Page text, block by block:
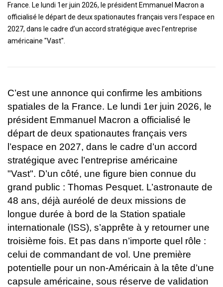
France. Le lundi 1er juin 2026, le président Emmanuel Macron a
officialisé le départ de deux spationautes français vers l’espace en
2027, dans le cadre d’un accord stratégique avec l’entreprise
américaine "Vast".
C’est une annonce qui confirme les ambitions
spatiales de la France. Le lundi 1er juin 2026, le
président Emmanuel Macron a officialisé le
départ de deux spationautes français vers
l’espace en 2027, dans le cadre d’un accord
stratégique avec l’entreprise américaine
"Vast". D’un côté, une figure bien connue du
grand public : Thomas Pesquet. L’astronaute de
48 ans, déjà auréolé de deux missions de
longue durée à bord de la Station spatiale
internationale (ISS), s’apprête à y retourner une
troisième fois. Et pas dans n’importe quel rôle :
celui de commandant de vol. Une première
potentielle pour un non-Américain à la tête d’une
capsule américaine, sous réserve de validation